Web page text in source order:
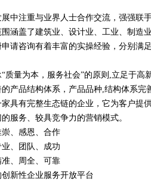
中注重与业界人士合作交流，强强联
涵盖了建筑业、设计业、工业、制造
请咨询有着丰富的实操经验，分别满
质量为本，服务社会”的原则,立足于高
产品结构体系，产品品种,结构体系完
具有完整生态链的企业，它为客户提
服务、较具竞争力的营销模式。
、感恩、合作
、团队、成功
、周全、可靠
新性企业服务开放平台